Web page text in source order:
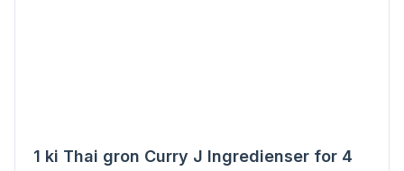
1 ki Thai gron Curry J Ingredienser for 4